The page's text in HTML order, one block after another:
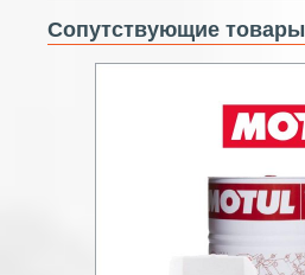
Сопутствующие товары